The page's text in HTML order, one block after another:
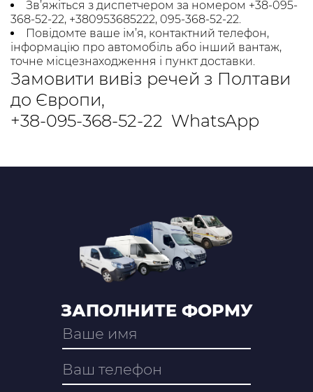
Зв’яжіться з диспетчером за номером +38-095-
368-52-22, +380953685222, 095-368-52-22.
Повідомте ваше ім’я, контактний телефон,
інформацію про автомобіль або інший вантаж,
точне місцезнаходження і пункт доставки.
Замовити вивіз речей з Полтави
до Європи,
+38-095-368-52-22 WhatsApp
ЗАПОЛНИТЕ ФОРМУ